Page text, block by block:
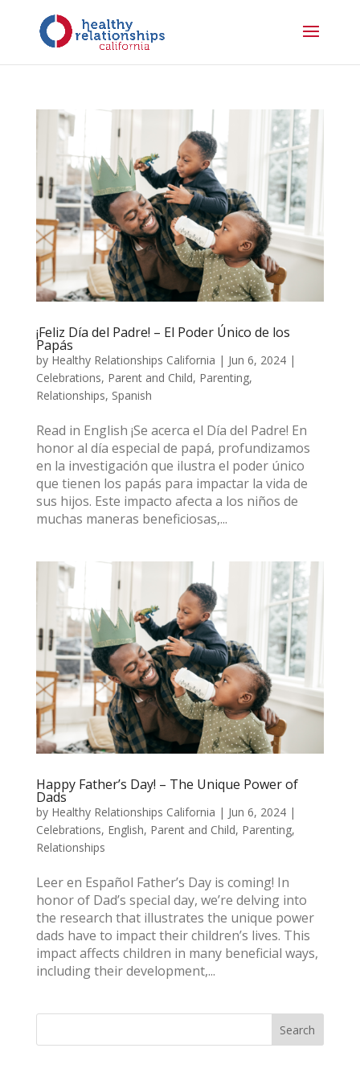
¡Feliz Día del Padre! – El Poder Único de los
Papás
by Healthy Relationships California | Jun 6, 2024|
Celebrations, Parent and Child, Parenting,
Relationships, Spanish
Read in English ¡Se acerca el Día del Padre! En
honor al día especial de papá, profundizamos
en la investigación que ilustra el poder único
que tienen los papás para impactar la vida de
sus hijos. Este impacto afecta a los niños de
muchas maneras beneficiosas,...
Happy Father’s Day! – The Unique Power of
Dads
by Healthy Relationships California | Jun 6, 2024|
Celebrations, English, Parent and Child, Parenting,
Relationships
Leer en Español Father’s Day is coming! In
honor of Dad’s special day, we’re delving into
the research that illustrates the unique power
dads have to impact their children’s lives. This
impact affects children in many beneficial ways,
including their development,...
Search